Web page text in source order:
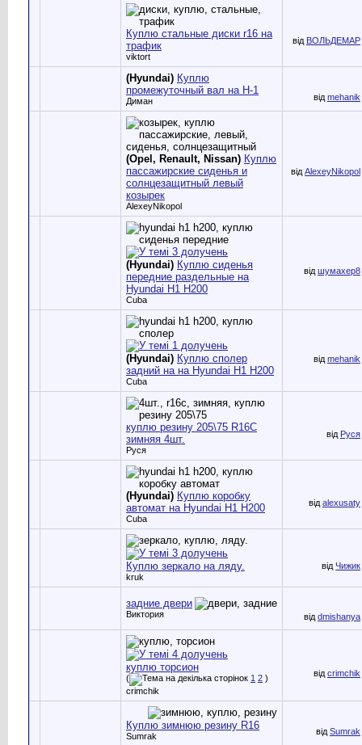
Куплю стальные диски r16 на
трафик
viktort
від ВОЛЬДЕМАР
(Hyundai) Куплю
промежуточный вал на Н-1
Диман від mehanik
(Opel, Renault, Nissan) Куплю
пассажирские сиденья и
солнцезащитный левый
козырек
AlexeyNikopol
від AlexeyNikopol
(Hyundai) Куплю сиденья
передние раздельные на
Hyundai H1 H200
Cuba
від шумахер8
(Hyundai) Куплю сполер
задний на на Hyundai H1 H200
Cuba
від mehanik
куплю резину 205\75 R16C
зимняя 4шт.
Руся
від Руся
(Hyundai) Куплю коробку
автомат на Hyundai H1 H200
Cuba
від alexusaty
Куплю зеркало на ляду.
kruk
від Чижик
задние двери
Виктория від dmishanya
куплю торсион
( 1 2 )
crimchik
від crimchik
Куплю зимнюю резину R16
Sumrak від Sumrak